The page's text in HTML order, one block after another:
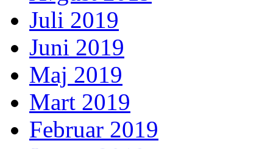
Juli 2019
Juni 2019
Maj 2019
Mart 2019
Februar 2019